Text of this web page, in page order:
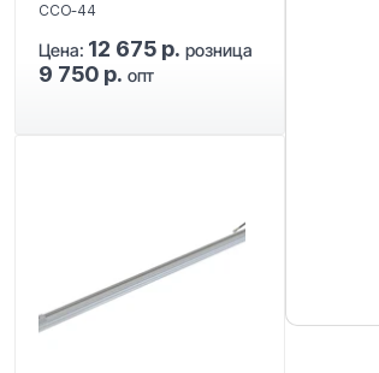
ССО-44
Цена: 12 675 р. розница
9 750 р. опт